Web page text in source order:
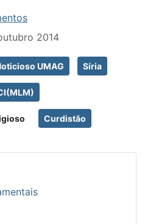
2014
UMAG Síria
Curdistão